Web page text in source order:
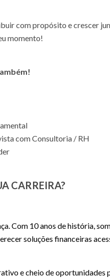
com propósito e crescer
momento!
com Consultoria / RH
CARREIRA?
Com 10 anos de história,
soluções financeiras
e cheio de oportunidades